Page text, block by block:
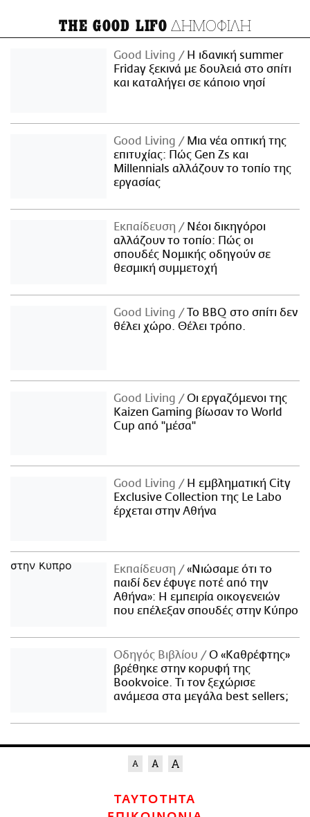
THE GOOD LIFO ΔΗΜΟΦΙΛΗ
Good Living
Η ιδανική summer
Friday ξεκινά με δουλειά στο σπίτι
και καταλήγει σε κάποιο νησί
Good Living
Μια νέα οπτική της
επιτυχίας: Πώς Gen Zs και
Millennials αλλάζουν το τοπίο της
εργασίας
Εκπαίδευση
Νέοι δικηγόροι
αλλάζουν το τοπίο: Πώς οι
σπουδές Νομικής οδηγούν σε
θεσμική συμμετοχή
Good Living
Το BBQ στο σπίτι δεν
θέλει χώρο. Θέλει τρόπο.
Good Living
Οι εργαζόμενοι της
Kaizen Gaming βίωσαν το World
Cup από "μέσα"
Good Living
Η εμβληματική City
Exclusive Collection της Le Labo
έρχεται στην Αθήνα
Εκπαίδευση
«Νιώσαμε ότι το
παιδί δεν έφυγε ποτέ από την
Αθήνα»: Η εμπειρία οικογενειών
που επέλεξαν σπουδές στην Κύπρο
Οδηγός Βιβλίου
Ο «Καθρέφτης»
βρέθηκε στην κορυφή της
Bookvoice. Τι τον ξεχώρισε
ανάμεσα στα μεγάλα best sellers;
ΤΑΥΤΟΤΗΤΑ